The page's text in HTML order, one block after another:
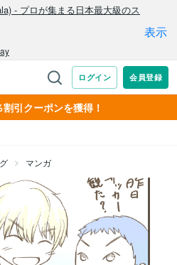
引クーポンを獲得！
マンガ